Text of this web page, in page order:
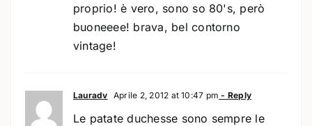
proprio! è vero, sono so 80's, però
buoneeee! brava, bel contorno
vintage!
Lauradv Aprile 2, 2012 at 10:47 pm - Reply
Le patate duchesse sono sempre le